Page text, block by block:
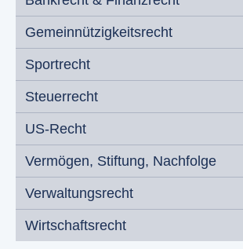
Gemeinnützigkeitsrecht
Sportrecht
Steuerrecht
US-Recht
Vermögen, Stiftung, Nachfolge
Verwaltungsrecht
Wirtschaftsrecht